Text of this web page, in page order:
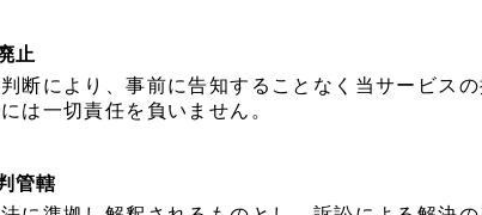
止
断により、事前に告知することなく当サービス
は一切責任を負いません。
管轄